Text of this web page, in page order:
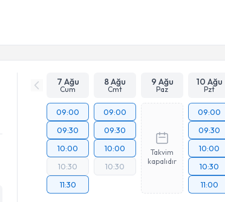
7 Ağu
Cum
8 Ağu
Cmt
9 Ağu
Paz
10 Ağu
Pzt
09:00
09:30
10:00
10:30
11:30
09:00
09:30
10:00
10:30
Takvim
kapalıdır
09:00
09:30
10:00
10:30
11:00